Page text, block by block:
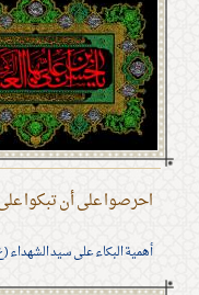
احرصوا على أن تبكوا
أهمية البكاء على سيد الشهداء